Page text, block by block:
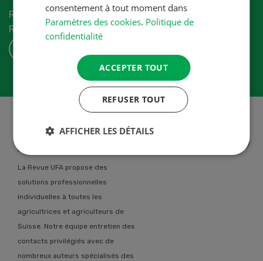
Recevez les dernières nouvelles du monde de la
Revue-UFA.
A propos de nous
La Revue UFA propose des
solutions professionnelles
individuelles à toutes les
agricultrices et agriculteurs de
Suisse. Notre équipe entretien des
contacts privilégiés avec de
nombreux auteurs spécialisés des
consentement à tout moment dans
Paramètres des cookies. Politique de
confidentialité
ACCEPTER TOUT
REFUSER TOUT
AFFICHER LES DÉTAILS